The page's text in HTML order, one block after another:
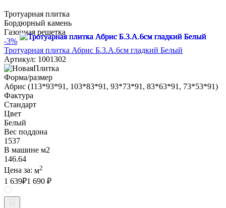
Тротуарная плитка
Бордюрный камень
Газонная решетка
-3%
Тротуарная плитка Абрис Б.3.А.6см гладкий Белый
Артикул: 1001302
Форма/размер
Абрис (113*93*91, 103*83*91, 93*73*91, 83*63*91, 73*53*91)
Фактура
Стандарт
Цвет
Белый
Вес поддона
1537
В машине м2
146.64
Цена за: м2
1 639₽1 690 ₽